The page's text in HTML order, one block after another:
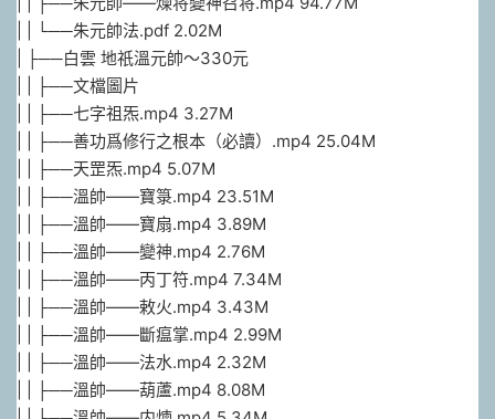
| | └──朱元帥法.pdf 2.02M
| ├──白雲 地祇溫元帥～330元
| | ├──文檔圖片
| | ├──七字祖炁.mp4 3.27M
| | ├──善功爲修行之根本（必讀）.mp4 25.04M
| | ├──天罡炁.mp4 5.07M
| | ├──溫帥——寶箓.mp4 23.51M
| | ├──溫帥——寶扇.mp4 3.89M
| | ├──溫帥——變神.mp4 2.76M
| | ├──溫帥——丙丁符.mp4 7.34M
| | ├──溫帥——敕火.mp4 3.43M
| | ├──溫帥——斷瘟掌.mp4 2.99M
| | ├──溫帥——法水.mp4 2.32M
| | ├──溫帥——葫蘆.mp4 8.08M